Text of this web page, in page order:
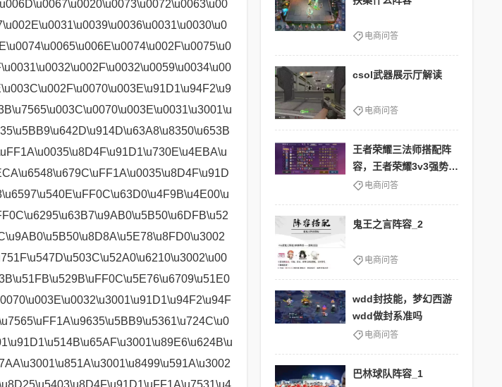
电商问答
csol武器展示厅解读
电商问答
王者荣耀三法师搭配阵
容，王者荣耀3v3强势法
师 电商问答
鬼王之言阵容_2
电商问答
wdd封技能，梦幻西游
wdd做封系准吗
电商问答
巴林球队阵容_1